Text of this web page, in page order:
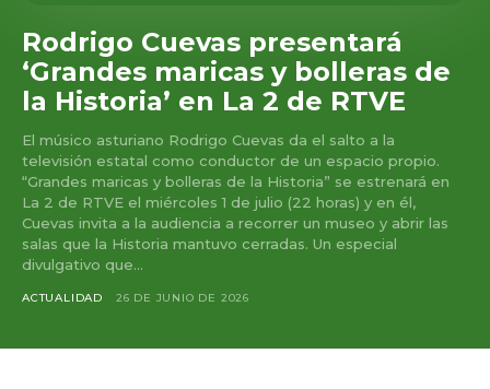
Rodrigo Cuevas presentará
‘Grandes maricas y bolleras de
la Historia’ en La 2 de RTVE
El músico asturiano Rodrigo Cuevas da el salto a la
televisión estatal como conductor de un espacio propio.
“Grandes maricas y bolleras de la Historia” se estrenará en
La 2 de RTVE el miércoles 1 de julio (22 horas) y en él,
Cuevas invita a la audiencia a recorrer un museo y abrir las
salas que la Historia mantuvo cerradas. Un especial
divulgativo que...
ACTUALIDAD 26 DE JUNIO DE 2026